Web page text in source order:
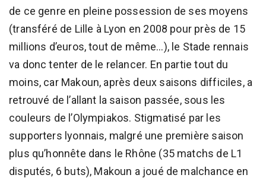
de ce genre en pleine possession de ses moyens
(transféré de Lille à Lyon en 2008 pour près de 15
millions d’euros, tout de même…), le Stade rennais
va donc tenter de le relancer. En partie tout du
moins, car Makoun, après deux saisons difficiles, a
retrouvé de l’allant la saison passée, sous les
couleurs de l’Olympiakos. Stigmatisé par les
supporters lyonnais, malgré une première saison
plus qu’honnête dans le Rhône (35 matchs de L1
disputés, 6 buts), Makoun a joué de malchance en